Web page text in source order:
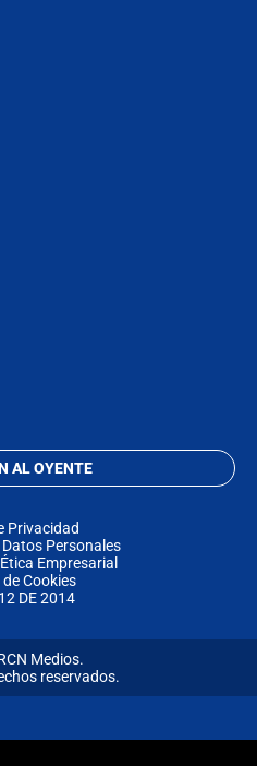
AL OYENTE
Privacidad
Personales
Empresarial
Cookies
DE 2014
Medios.
reservados.